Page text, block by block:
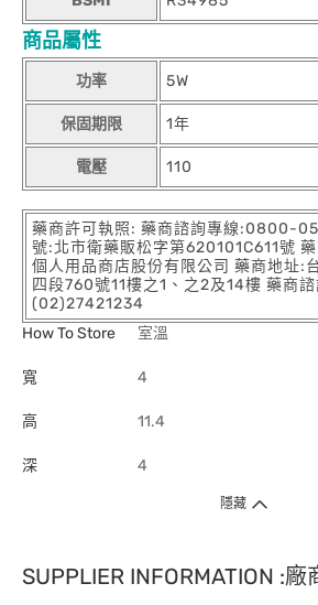
商品屬性
功率 5W
保固期限 1年
電壓 110
藥商許可執照: 藥商諮詢專線:0800-
號:北市衛藥販松字第620101C611號
個人用品商店股份有限公司 藥商地址:
四段760號11樓之1、之2及14樓 藥商
(02)27421234
How To Store
室溫
寬 4
高 11.4
深 4
隱藏
SUPPLIER INFORMATION :